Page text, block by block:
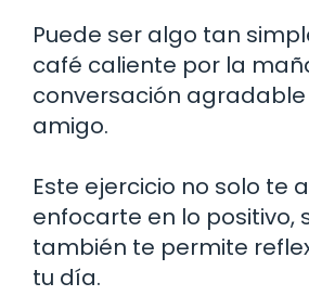
Puede ser algo tan
café caliente por la
conversación agradable
amigo.
Este ejercicio no solo te
enfocarte en lo positivo,
también te permite
tu día.